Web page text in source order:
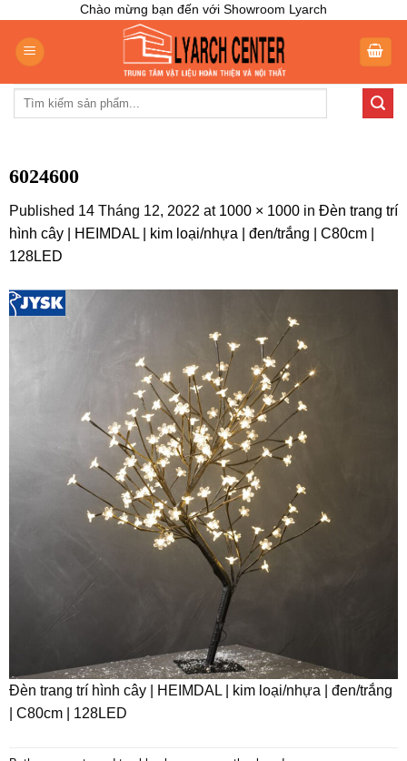
content
Chào mừng bạn đến với Showroom Lyarch
Tìm
6024600
Published 14 Tháng 12, 2022 at 1000 × 1000 in Đèn trang trí
hình cây | HEIMDAL | kim loại/nhựa | đen/trắng | C80cm |
128LED
Đèn trang trí hình cây | HEIMDAL | kim loại/nhựa | đen/trắng
| C80cm | 128LED